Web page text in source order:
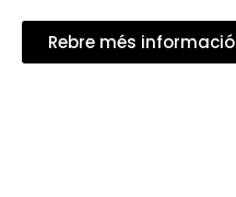
Rebre més informació